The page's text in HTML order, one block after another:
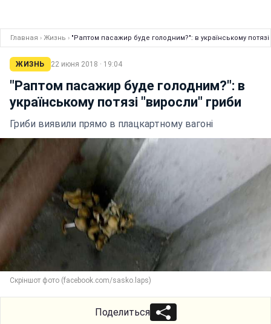
Главная › Жизнь › "Раптом пасажир буде голодним?": в українському
ЖИЗНЬ 22 июня 2018 · 19:04
"Раптом пасажир буде голодним?": в
українському потязі "виросли" гриби
Гриби виявили прямо в плацкартному вагоні
Скріншот фото (facebook.com/sasko.laps)
Поделиться